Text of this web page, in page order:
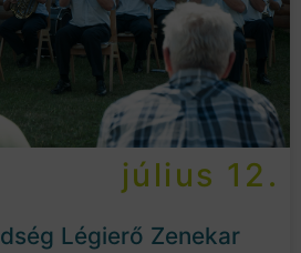
július 12.
Légierő Zenekar